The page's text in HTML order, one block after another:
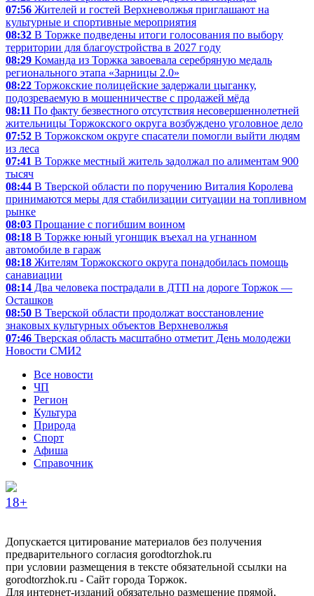
07:56 Жителей и гостей Верхневолжья приглашают на
культурные и спортивные мероприятия
08:32 В Торжке подведены итоги голосования по выбору
территории для благоустройства в 2027 году
08:29 Команда из Торжка завоевала серебряную медаль
регионального этапа «Зарницы 2.0»
08:22 Торжокские полицейские задержали цыганку,
подозреваемую в мошенничестве с продажей мёда
08:11 По факту безвестного отсутствия несовершеннолетней
жительницы Торжокского округа возбуждено уголовное дело
07:52 В Торжокском округе спасатели помогли выйти людям
из леса
07:41 В Торжке местный житель задолжал по алиментам 900
тысяч
08:44 В Тверской области по поручению Виталия Королева
принимаются меры для стабилизации ситуации на топливном
рынке
08:03 Прощание с погибшим воином
08:18 В Торжке юный угонщик въехал на угнанном
автомобиле в гараж
08:18 Жителям Торжокского округа понадобилась помощь
санавиации
08:14 Два человека пострадали в ДТП на дороге Торжок —
Осташков
08:50 В Тверской области продолжат восстановление
знаковых культурных объектов Верхневолжья
07:46 Тверская область масштабно отметит День молодежи
Новости СМИ2
Все новости
ЧП
Регион
Культура
Природа
Спорт
Афиша
Справочник
18+
Допускается цитирование материалов без получения
предварительного согласия gorodtorzhok.ru
при условии размещения в тексте обязательной ссылки на
gorodtorzhok.ru - Сайт города Торжок.
Для интернет-изданий обязательно размещение прямой,